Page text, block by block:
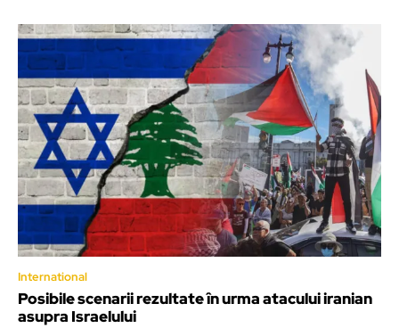
International
Posibile scenarii rezultate în urma atacului iranian
asupra Israelului